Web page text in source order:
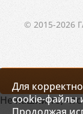
© 2015-2026
Для
cookie-файлы
Не нашли то,